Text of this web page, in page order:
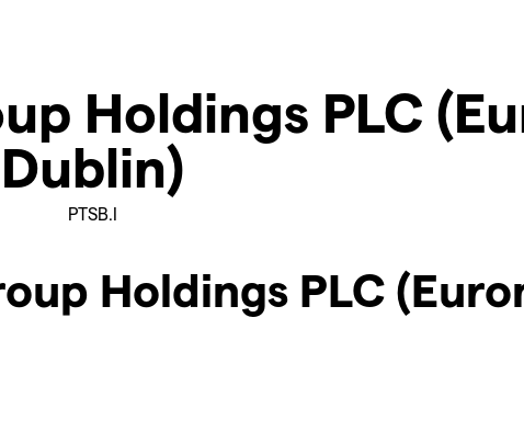
Holdings PLC
Dublin)
PTSB.I
Holdings PLC